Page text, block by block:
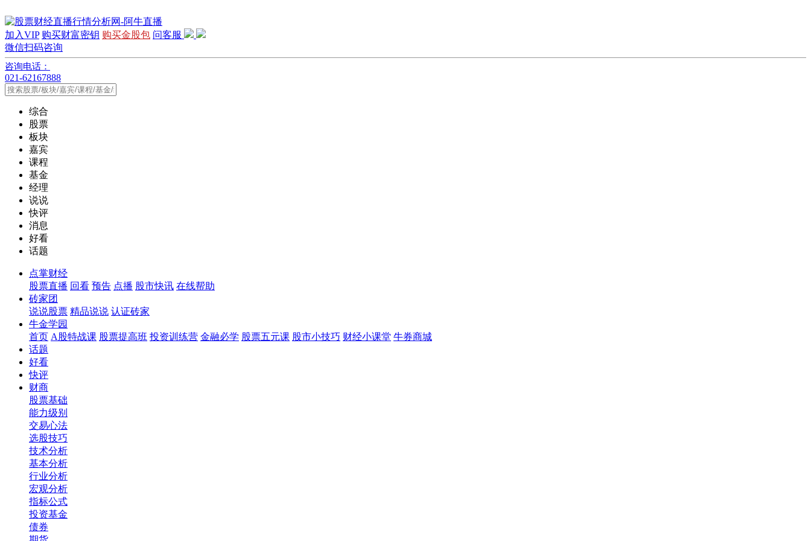
加入VIP 购买财富密钥 购买金股包 问客服
微信扫码咨询
咨询电话：
021-62167888
综合
股票
板块
嘉宾
课程
基金
经理
说说
快评
消息
好看
话题
点掌财经
股票直播 回看 预告 点播 股市快讯 在线帮助
砖家团
说说股票 精品说说 认证砖家
牛金学园
首页 A股特战课 股票提高班 投资训练营 金融必学 股票五元课 股市小技巧 财经小课堂 牛券商城
话题
好看
快评
财商
股票基础
能力级别
交易心法
选股技巧
技术分析
基本分析
行业分析
宏观分析
指标公式
投资基金
债券